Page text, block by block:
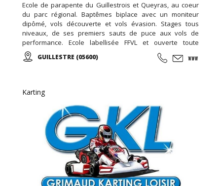
Ecole de parapente du Guillestrois et Queyras, au coeur
du parc régional. Baptêmes biplace avec un moniteur
dipômé, vols découverte et vols évasion. Stages tous
niveaux, de ses premiers sauts de puce aux vols de
performance. Ecole labellisée FFVL et ouverte toute
l'année.
GUILLESTRE (05600)
Karting